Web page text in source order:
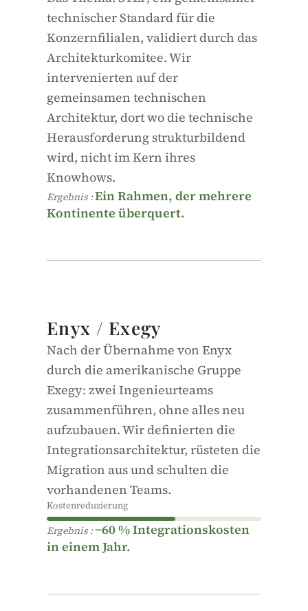
technischer Standard für die
Konzernfilialen, validiert durch das
Architekturkomitee. Wir
intervenierten auf der
gemeinsamen technischen
Architektur, dort wo die technische
Herausforderung strukturbildend
wird, nicht im Kern ihres
Knowhows.
Ergebnis :Ein Rahmen, der mehrere
Kontinente überquert.
−60 %
Enyx / Exegy
Nach der Übernahme von Enyx
durch die amerikanische Gruppe
Exegy: zwei Ingenieurteams
zusammenführen, ohne alles neu
aufzubauen. Wir definierten die
Integrationsarchitektur, rüsteten die
Migration aus und schulten die
vorhandenen Teams.
Kostenreduzierung
Ergebnis :−60 % Integrationskosten
in einem Jahr.
Selbstfinanziert